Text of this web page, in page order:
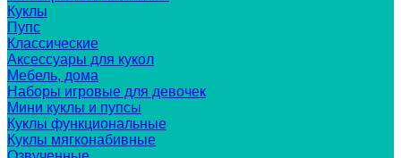
Куклы
Пупс
Классические
Аксессуары для кукол
Мебель, дома
Наборы игровые для девочек
Мини куклы и пупсы
Куклы функциональные
Куклы мягконабивные